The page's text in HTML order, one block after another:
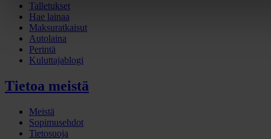
Talletukset
Hae lainaa
Maksuratkaisut
Autolaina
Perintä
Kuluttajablogi
Tietoa meistä
Meistä
Sopimusehdot
Tietosuoja